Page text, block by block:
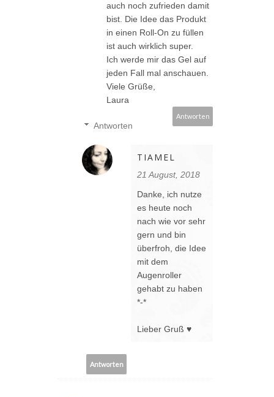
auch noch zufrieden damit
bist. Die Idee das Produkt
in einen Roll-On zu füllen
ist auch wirklich super.
Ich werde mir das Gel auf
jeden Fall mal anschauen.
Viele Grüße,
Laura
Antworten
Antworten
TIAMEL
21 August, 2018
Danke, ich nutze
es heute noch
nach wie vor sehr
gern und bin
überfroh, die Idee
mit dem
Augenroller
gehabt zu haben
*-*
Lieber Gruß ♥
Antworten